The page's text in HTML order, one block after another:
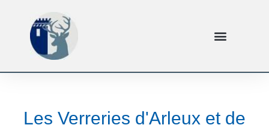
Les Verreries d'Arleux et de